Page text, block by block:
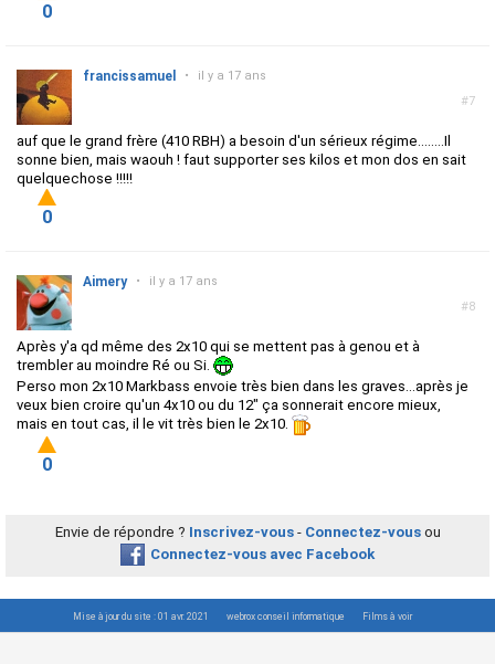
0
#7
francissamuel • il y a 17 ans
auf que le grand frère (410 RBH) a besoin d'un sérieux régime........Il
sonne bien, mais waouh ! faut supporter ses kilos et mon dos en sait
quelquechose !!!!!
0
#8
Aimery • il y a 17 ans
Après y'a qd même des 2x10 qui se mettent pas à genou et à
trembler au moindre Ré ou Si.
Perso mon 2x10 Markbass envoie très bien dans les graves...après je
veux bien croire qu'un 4x10 ou du 12" ça sonnerait encore mieux,
mais en tout cas, il le vit très bien le 2x10.
0
Envie de répondre ? Inscrivez-vous- Connectez-vousou
Connectez-vous avec Facebook
Mise à jour du site : 01 avr. 2021 webrox conseil informatique Films à voir